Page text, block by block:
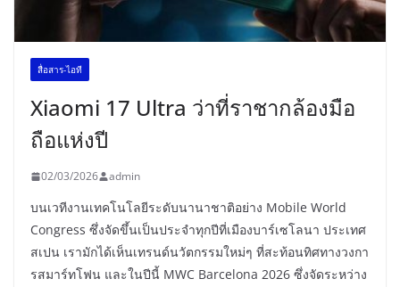
สื่อสาร-ไอที
Xiaomi 17 Ultra ว่าที่ราชากล้องมือ
ถือแห่งปี
02/03/2026 admin
บนเวทีงานเทคโนโลยีระดับนานาชาติอย่าง Mobile World
Congress ซึ่งจัดขึ้นเป็นประจำทุกปีที่เมืองบาร์เซโลนา ประเทศ
สเปน เรามักได้เห็นเทรนด์นวัตกรรมใหม่ๆ ที่สะท้อนทิศทางวงกา
รสมาร์ทโฟน และในปีนี้ MWC Barcelona 2026 ซึ่งจัดระหว่าง